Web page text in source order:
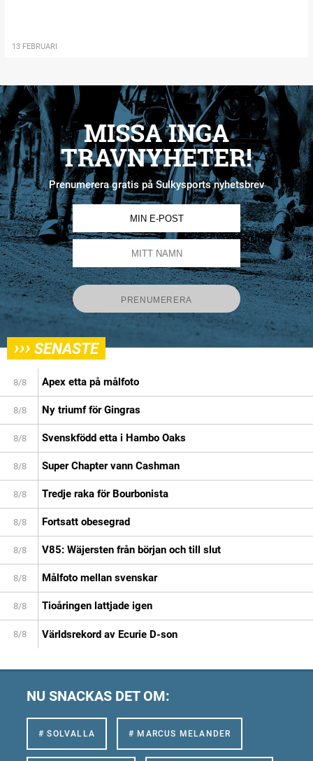
13 FEBRUARI
MISSA INGA
TRAVNYHETER!
Prenumerera gratis på Sulkysports nyhetsbrev
››› SENASTE
8/8 Apex etta på målfoto
8/8 Ny triumf för Gingras
8/8 Svenskfödd etta i Hambo Oaks
8/8 Super Chapter vann Cashman
8/8 Tredje raka för Bourbonista
8/8 Fortsatt obesegrad
8/8 V85: Wäjersten från början och till slut
8/8 Målfoto mellan svenskar
8/8 Tioåringen lattjade igen
8/8 Världsrekord av Ecurie D-son
NU SNACKAS DET OM:
# SOLVALLA # MARCUS MELANDER